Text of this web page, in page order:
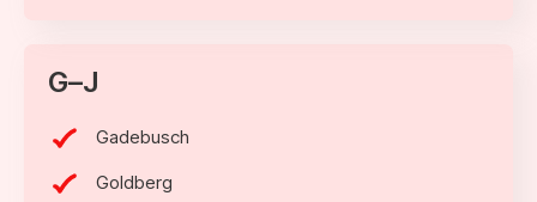
G–J
Gadebusch
Goldberg